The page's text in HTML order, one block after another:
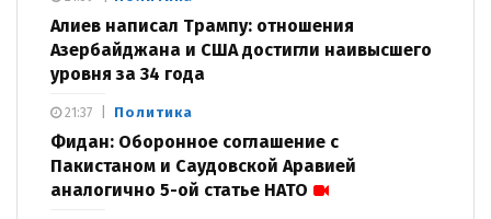
Алиев написал Трампу: отношения
Азербайджана и США достигли наивысшего
уровня за 34 года
Политика
Фидан: Оборонное соглашение с
Пакистаном и Саудовской Аравией
аналогично 5-ой статье НАТО
21:37